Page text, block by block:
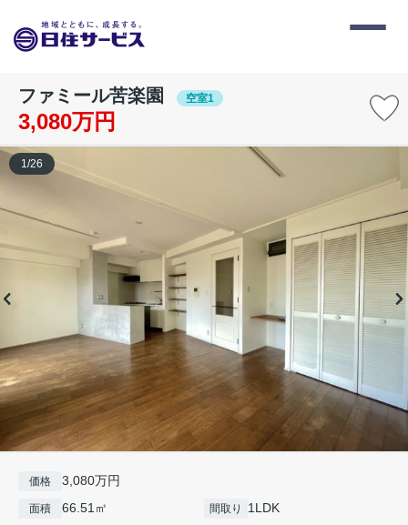
ファミール苦楽園 空室1
3,080万円
1/26
価格 3,080万円
面積 66.51㎡ 間取り 1LDK